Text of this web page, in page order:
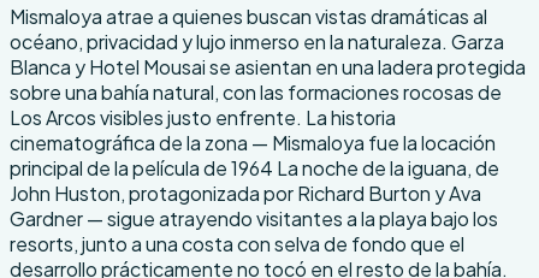
Mismaloya atrae a quienes buscan vistas dramáticas al
océano, privacidad y lujo inmerso en la naturaleza. Garza
Blanca y Hotel Mousai se asientan en una ladera protegida
sobre una bahía natural, con las formaciones rocosas de
Los Arcos visibles justo enfrente. La historia
cinematográfica de la zona — Mismaloya fue la locación
principal de la película de 1964 La noche de la iguana, de
John Huston, protagonizada por Richard Burton y Ava
Gardner — sigue atrayendo visitantes a la playa bajo los
resorts, junto a una costa con selva de fondo que el
desarrollo prácticamente no tocó en el resto de la bahía.